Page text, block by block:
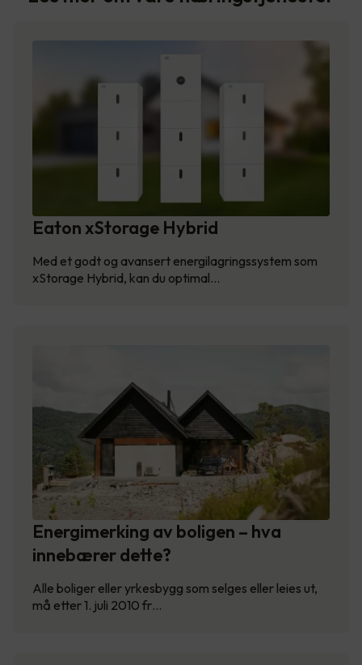
Eaton xStorage Hybrid
Med et godt og avansert energilagringssystem som
xStorage Hybrid, kan du optimal…
Energimerking av boligen – hva
innebærer dette?
Alle boliger eller yrkesbygg som selges eller leies ut,
må etter 1. juli 2010 fr…